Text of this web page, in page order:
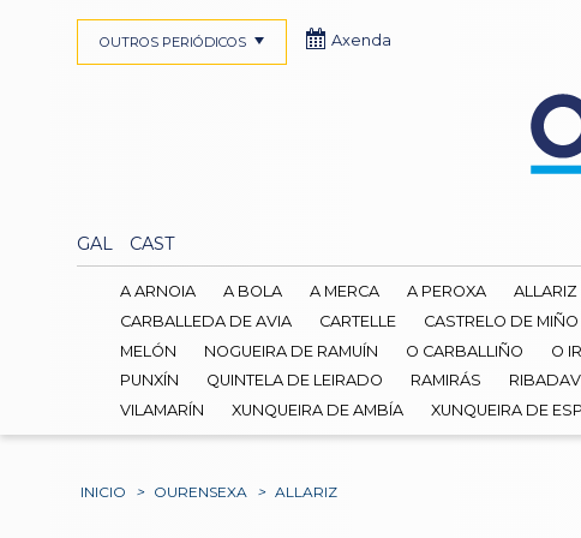
GAL CAST
OUTROS PERIÓDICOS Axenda
A ARNOIA A BOLA A MERCA A PEROXA ALLARIZ
CARBALLEDA DE AVIA
CARTELLE CASTRELO DE MIÑO
MELÓN
NOGUEIRA DE RAMUÍN O CARBALLIÑO O
PUNXÍN
QUINTELA DE LEIRADO RAMIRÁS
VILAMARÍN
XUNQUEIRA DE AMBÍA XUNQUEIRA DE
INICIO > OURENSEXA > ALLARIZ